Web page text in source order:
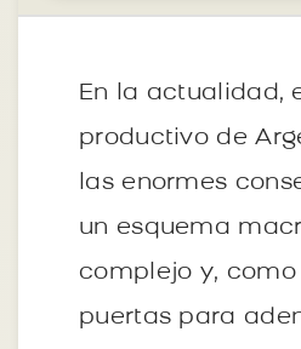
En la actualidad,
productivo de
las enormes
un esquema
complejo y, como
puertas para